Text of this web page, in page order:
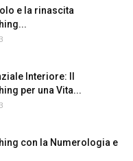
e la rinascita
Interiore: Il
per una Vita...
con la Numerologia e